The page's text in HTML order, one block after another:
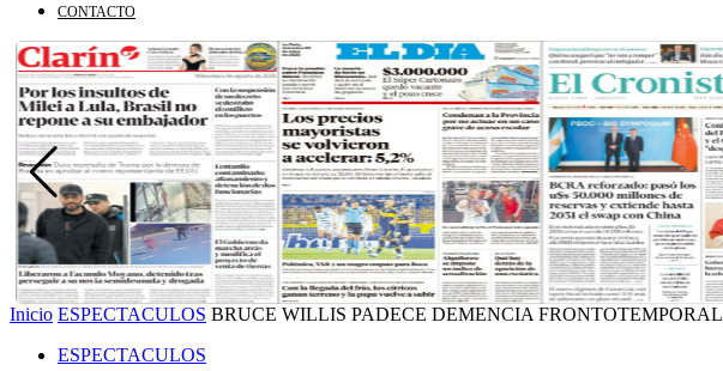
CONTACTO
Inicio ESPECTACULOS BRUCE WILLIS PADECE DEMENCIA FRONTOTEMPORAL
ESPECTACULOS